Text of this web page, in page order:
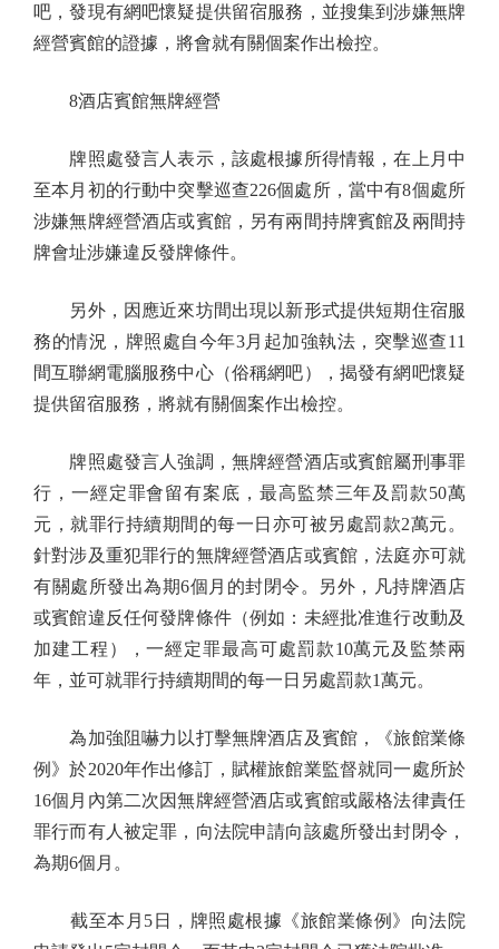
吧，發現有網吧懷疑提供留宿服務，並搜集到涉嫌無牌
經營賓館的證據，將會就有關個案作出檢控。
8酒店賓館無牌經營
牌照處發言人表示，該處根據所得情報，在上月中
至本月初的行動中突擊巡查226個處所，當中有8個處所
涉嫌無牌經營酒店或賓館，另有兩間持牌賓館及兩間持
牌會址涉嫌違反發牌條件。
另外，因應近來坊間出現以新形式提供短期住宿服
務的情況，牌照處自今年3月起加強執法，突擊巡查11
間互聯網電腦服務中心（俗稱網吧），揭發有網吧懷疑
提供留宿服務，將就有關個案作出檢控。
牌照處發言人強調，無牌經營酒店或賓館屬刑事罪
行，一經定罪會留有案底，最高監禁三年及罰款50萬
元，就罪行持續期間的每一日亦可被另處罰款2萬元。
針對涉及重犯罪行的無牌經營酒店或賓館，法庭亦可就
有關處所發出為期6個月的封閉令。另外，凡持牌酒店
或賓館違反任何發牌條件（例如：未經批准進行改動及
加建工程），一經定罪最高可處罰款10萬元及監禁兩
年，並可就罪行持續期間的每一日另處罰款1萬元。
為加強阻嚇力以打擊無牌酒店及賓館，《旅館業條
例》於2020年作出修訂，賦權旅館業監督就同一處所於
16個月內第二次因無牌經營酒店或賓館或嚴格法律責任
罪行而有人被定罪，向法院申請向該處所發出封閉令，
為期6個月。
截至本月5日，牌照處根據《旅館業條例》向法院